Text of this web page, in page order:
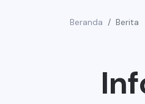
Beranda Berita